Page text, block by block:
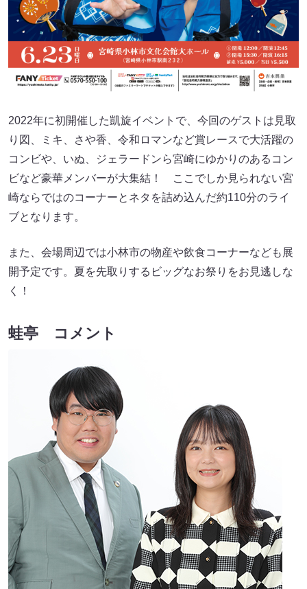
2022年に初開催した凱旋イベントで、今回のゲストは見取
り図、ミキ、さや香、令和ロマンなど賞レースで大活躍の
コンビや、いぬ、ジェラードンら宮崎にゆかりのあるコン
ビなど豪華メンバーが大集結！ ここでしか見られない宮
崎ならではのコーナーとネタを詰め込んだ約110分のライ
ブとなります。
また、会場周辺では小林市の物産や飲食コーナーなども展
開予定です。夏を先取りするビッグなお祭りをお見逃しな
く！
蛙亭 コメント